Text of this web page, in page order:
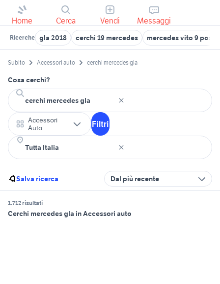
Home Cerca Vendi Messaggi
Ricerche gla 2018 cerchi 19 mercedes mercedes vito 9 posti
Subito Accessori auto cerchi mercedes gla
Cosa cerchi?
Accessori
Auto
Filtri
Salva ricerca Dal più recente
1.712 risultati
Cerchi mercedes gla in Accessori auto